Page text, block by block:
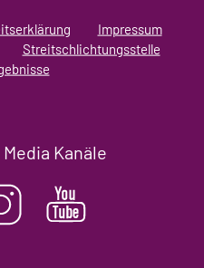
Impressum
Streitschlichtungsstelle
Kanäle